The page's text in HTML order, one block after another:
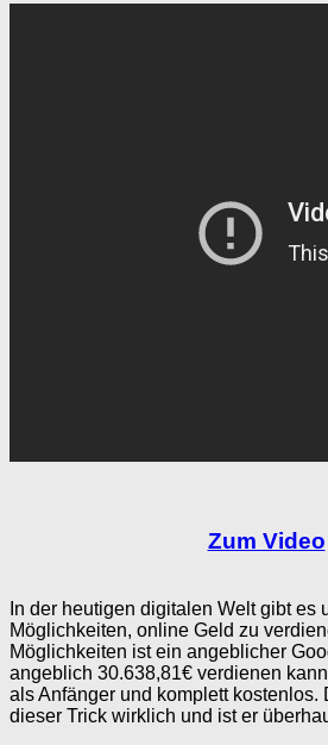
Zum Video
In der heutigen digitalen Welt gibt es
Möglichkeiten, online Geld zu
Möglichkeiten ist ein angeblicher
angeblich 30.638,81€ verdienen
als Anfänger und komplett kostenlos.
dieser Trick wirklich und ist er